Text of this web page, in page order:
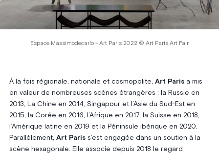
Espace Massimodecarlo - Art Paris 2022 © Art Paris Art Fair
À la fois régionale, nationale et cosmopolite, Art Parisa mis
en valeur de nombreuses scènes étrangères : la Russie en
2013, La Chine en 2014, Singapour et l’Asie du Sud-Est en
2015, la Corée en 2016, l’Afrique en 2017, la Suisse en 2018,
l’Amérique latine en 2019 et la Péninsule ibérique en 2020.
Parallèlement, Art Pariss’est engagée dans un soutien à la
scène hexagonale. Elle associe depuis 2018 le regard